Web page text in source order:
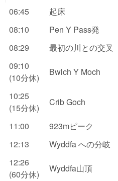
06:45
起床
08:10
Pen Y Pass発
08:29
最初の川との交叉
09:10
(10分休)
Bwlch Y Moch
10:25
(15分休)
Crib Goch
11:00 923mピーク
12:13
Wyddfa への分岐
12:26
(60分休)
Wyddfa山頂